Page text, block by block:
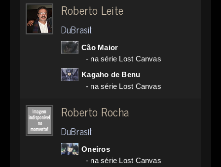
Roberto Leite
DuBrasil:
Cão Maior
- na série Lost Canvas
Kagaho de Benu
- na série Lost Canvas
Roberto Rocha
DuBrasil:
Oneiros
- na série Lost Canvas